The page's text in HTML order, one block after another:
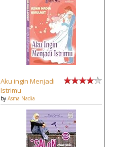
Aku ingin Menjadi
Istrimu
by Asma Nadia